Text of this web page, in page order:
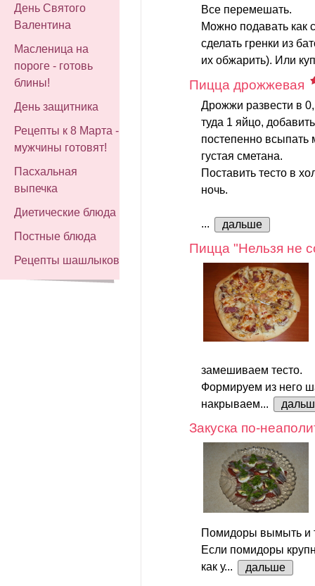
День Святого
Валентина
Масленица на
пороге - готовь
блины!
День защитника
Рецепты к 8 Марта -
мужчины готовят!
Пасхальная
выпечка
Диетические блюда
Постные блюда
Рецепты шашлыков
Все перемешать.
Можно подавать как
сделать гренки из
их обжарить). Или
Пицца дрожжевая
Дрожжи развести в
туда 1 яйцо,
постепенно всыпать
густая сметана.
Поставить тесто в
ночь.
... дальше
Пицца "Нельзя не
замешиваем тесто.
Формируем из него
накрываем...
Закуска по-
Помидоры вымыть и
Если помидоры
как у...
дальше